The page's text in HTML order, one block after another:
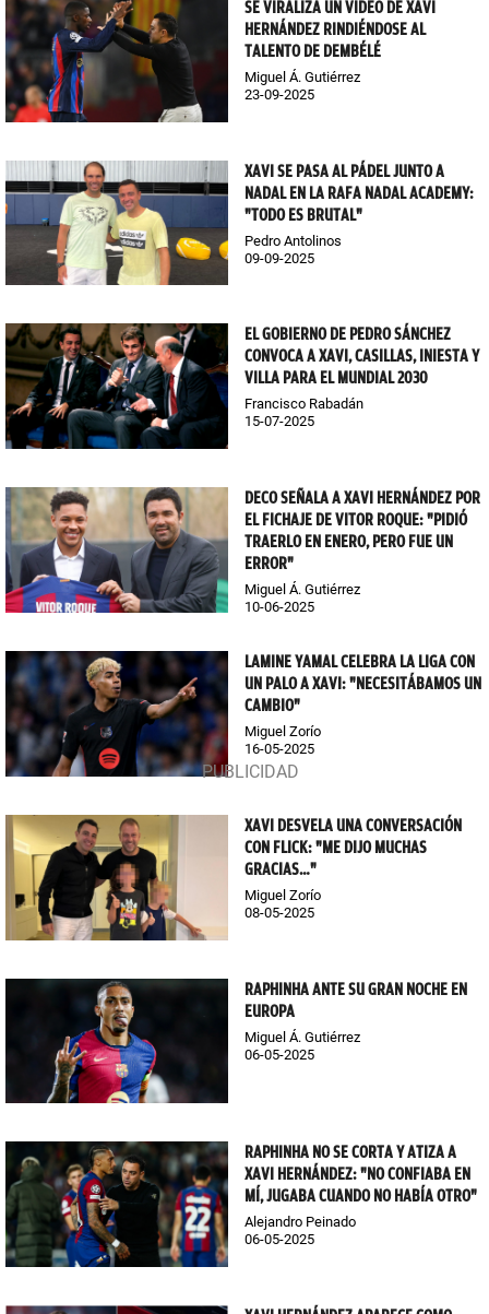
SE VIRALIZA UN VÍDEO DE XAVI
HERNÁNDEZ RINDIÉNDOSE AL
TALENTO DE DEMBÉLÉ
Miguel Á. Gutiérrez
23-09-2025
XAVI SE PASA AL PÁDEL JUNTO A
NADAL EN LA RAFA NADAL ACADEMY:
"TODO ES BRUTAL"
Pedro Antolinos
09-09-2025
EL GOBIERNO DE PEDRO SÁNCHEZ
CONVOCA A XAVI, CASILLAS, INIESTA Y
VILLA PARA EL MUNDIAL 2030
Francisco Rabadán
15-07-2025
DECO SEÑALA A XAVI HERNÁNDEZ POR
EL FICHAJE DE VITOR ROQUE: "PIDIÓ
TRAERLO EN ENERO, PERO FUE UN
ERROR"
Miguel Á. Gutiérrez
10-06-2025
LAMINE YAMAL CELEBRA LA LIGA CON
UN PALO A XAVI: "NECESITÁBAMOS UN
CAMBIO"
Miguel Zorío
16-05-2025
XAVI DESVELA UNA CONVERSACIÓN
CON FLICK: "ME DIJO MUCHAS
GRACIAS…"
Miguel Zorío
08-05-2025
RAPHINHA ANTE SU GRAN NOCHE EN
EUROPA
Miguel Á. Gutiérrez
06-05-2025
RAPHINHA NO SE CORTA Y ATIZA A
XAVI HERNÁNDEZ: "NO CONFIABA EN
MÍ, JUGABA CUANDO NO HABÍA OTRO"
Alejandro Peinado
06-05-2025